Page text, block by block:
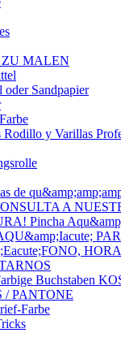
MALEN
oder Sandpapier
Rodillo y Varillas
de
A
Pincha
Buchstaben
/ PANTONE
Farbe